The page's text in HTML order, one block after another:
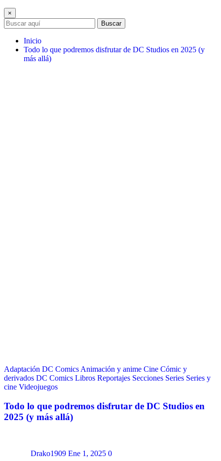
×
Buscar
Inicio
Todo lo que podremos disfrutar de DC Studios en 2025 (y
más allá)
Adaptación DC Comics Animación y anime Cine Cómic y
derivados DC Comics Libros Reportajes Secciones Series Series y
cine Videojuegos
Todo lo que podremos disfrutar de DC Studios en
2025 (y más allá)
Drako1909 Ene 1, 2025 0